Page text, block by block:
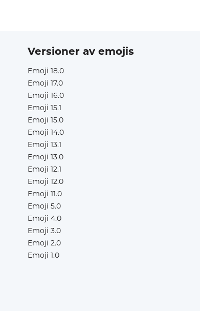
Versioner av emojis
Emoji 18.0
Emoji 17.0
Emoji 16.0
Emoji 15.1
Emoji 15.0
Emoji 14.0
Emoji 13.1
Emoji 13.0
Emoji 12.1
Emoji 12.0
Emoji 11.0
Emoji 5.0
Emoji 4.0
Emoji 3.0
Emoji 2.0
Emoji 1.0